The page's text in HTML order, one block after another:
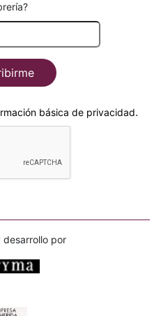
básica de privacidad.
desarrollo por